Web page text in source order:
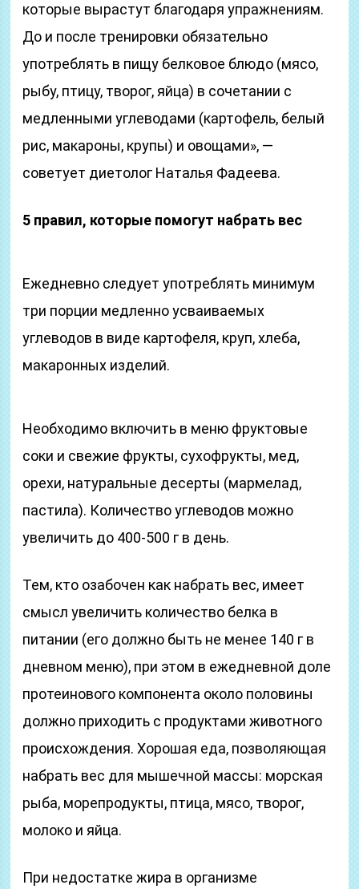
которые вырастут благодаря упражнениям.
До и после тренировки обязательно
употреблять в пищу белковое блюдо (мясо,
рыбу, птицу, творог, яйца) в сочетании с
медленными углеводами (картофель, белый
рис, макароны, крупы) и овощами», —
советует диетолог Наталья Фадеева.
5 правил, которые помогут набрать вес
Ежедневно следует употреблять минимум
три порции медленно усваиваемых
углеводов в виде картофеля, круп, хлеба,
макаронных изделий.
Необходимо включить в меню фруктовые
соки и свежие фрукты, сухофрукты, мед,
орехи, натуральные десерты (мармелад,
пастила). Количество углеводов можно
увеличить до 400-500 г в день.
Тем, кто озабочен как набрать вес, имеет
смысл увеличить количество белка в
питании (его должно быть не менее 140 г в
дневном меню), при этом в ежедневной доле
протеинового компонента около половины
должно приходить с продуктами животного
происхождения. Хорошая еда, позволяющая
набрать вес для мышечной массы: морская
рыба, морепродукты, птица, мясо, творог,
молоко и яйца.
При недостатке жира в организме